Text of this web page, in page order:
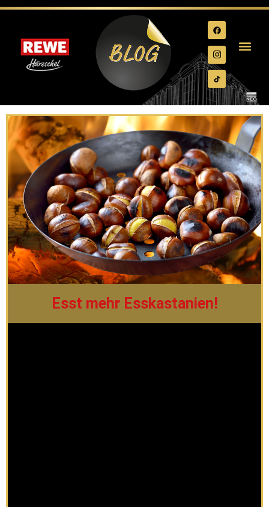
Esst mehr Esskastanien!